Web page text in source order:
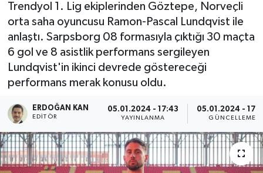
Trendyol 1. Lig ekiplerinden Göztepe, Norveçli
orta saha oyuncusu Ramon-Pascal Lundqvist ile
anlaştı. Sarpsborg 08 formasıyla çıktığı 30 maçta
6 gol ve 8 asistlik performans sergileyen
Lundqvist'in ikinci devrede göstereceği
performans merak konusu oldu.
ERDOĞAN KAN
EDITÖR
05.01.2024 - 17:43
YAYINLANMA
05.01.2024 -
GÜNCELLEME
Haber Arşivi